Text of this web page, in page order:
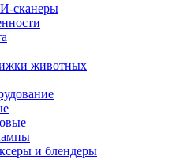
сканеры
животных
и блендеры